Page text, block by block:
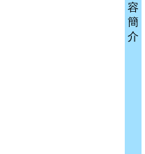
容
簡
介